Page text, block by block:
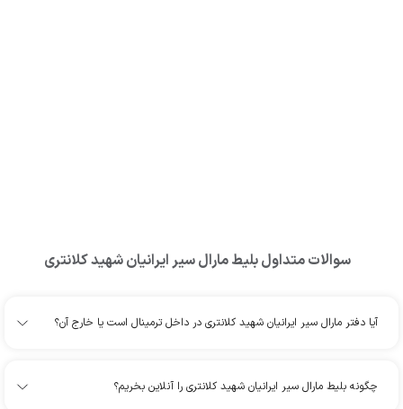
سوالات متداول بلیطمارال سیر ایرانیان شهید کلانتری
آیا دفتر مارال سیر ایرانیان شهید کلانتری در داخل ترمینال است یا خارج آن؟
چگونه بلیط مارال سیر ایرانیان شهید کلانتری را آنلاین بخریم؟